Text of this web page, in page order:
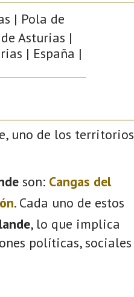
| Pola de
Asturias |
| España |
uno de los territorios
son: Cangas del
. Cada uno de estos
, lo que implica
políticas, sociales